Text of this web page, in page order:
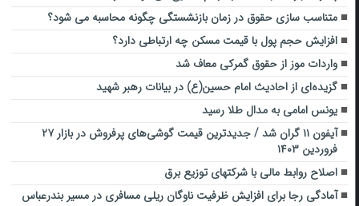
متناسب سازی حقوق در زمان بازنشستگی چگونه محاسبه می شود؟
افزایش حجم پول با قیمت مسکن چه ارتباطی دارد؟
واردات موز از حقوق گمرکی معاف شد
گزیده‌ای از احادیث امام حسین(ع) در بیانات رهبر شهید
یونس امامی به مدال طلا رسید
آیفون ۱۱ گران شد / جدیدترین قیمت گوشی‌های پرفروش در بازار ۲۷
فروردین ۱۴۰۳
اصلاح روابط مالی با شرکتهای توزیع برق
آمادگی رجا برای افزایش ظرفیت ناوگان ریلی مسافری در مسیر بندرعباس